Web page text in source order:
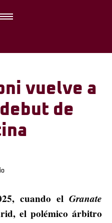
vuelve a
de
cuando el Granate
el polémico árbitro